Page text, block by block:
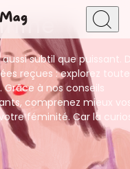
santé intime
!
subtil que puissant.
reçues : explorez
à nos conseils
comprenez mieux
féminité. Car la